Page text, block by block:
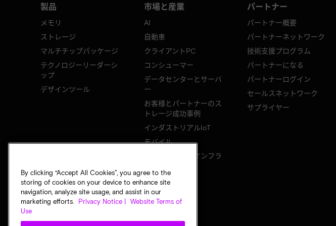
製品
メモリ
ストレージ
マルチチップパッケージ
テクノロジーリーダーシ
ップ
デザインツール
市場と産業
AI
自動車
クライアントPC
コンシューマー
データセンターとサーバ
ー
お客様とパートナーのス
トレージ成功事例
インダストリアルIoT
モバイル
ネットワークのインフラ
パートナー
パートナー概要
パートナーネットワーク
技術支援プログラム
パートナーになる
パートナーログイン
セールスネットワーク
サプライヤー
By clicking “Accept All Cookies”, you agree to the
storing of cookies on your device to enhance site
navigation, analyze site usage, and assist in our
marketing efforts.
Privacy Notice |
Website Terms of
Use